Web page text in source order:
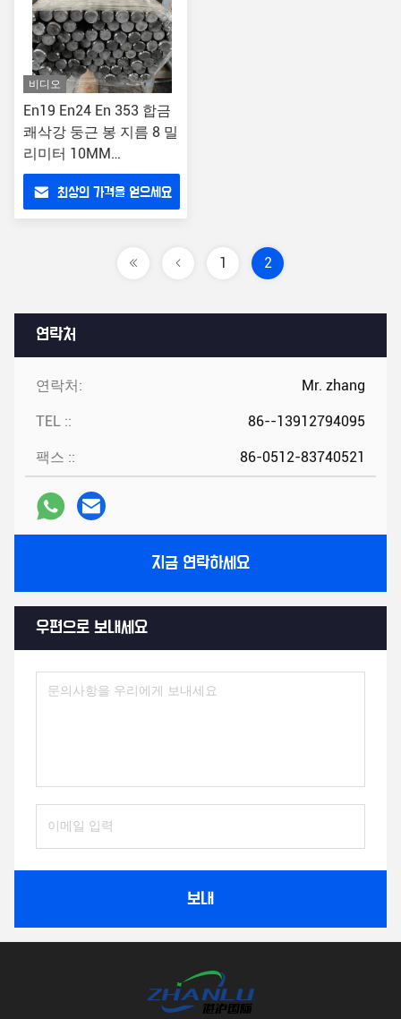
연락처
연락처: Mr. zhang
TEL :: 86--13912794095
팩스 :: 86-0512-83740521
지금 연락하세요
우편으로 보내세요
보내
비디오
En19 En24 En 353 합금
쾌삭강 둥근 봉 지름 8 밀
리미터 10MM
ASTM1117
최상의 가격을 얻으세요
1 2